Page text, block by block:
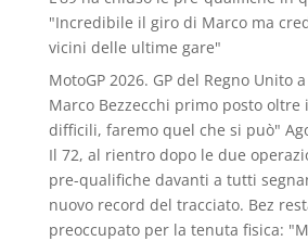
"Incredibile il giro di Marco ma
vicini delle ultime gare"
MotoGP 2026. GP del Regno Unito
Marco Bezzecchi primo posto
difficili, faremo quel che si può"
Il 72, al rientro dopo le due
pre-qualifiche davanti a tutti
nuovo record del tracciato. Bez
preoccupato per la tenuta fisica: